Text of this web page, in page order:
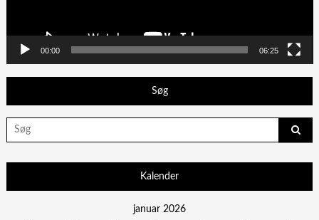
00:00 06:25
Søg
Search
for:
Kalender
januar 2026